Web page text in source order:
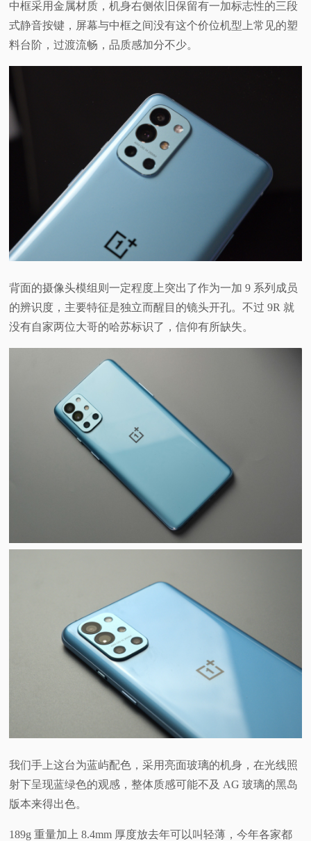
中框采用金属材质，机身右侧依旧保留有一加标志性的三段
式静音按键，屏幕与中框之间没有这个价位机型上常见的塑
料台阶，过渡流畅，品质感加分不少。
背面的摄像头模组则一定程度上突出了作为一加 9 系列成员
的辨识度，主要特征是独立而醒目的镜头开孔。不过 9R 就
没有自家两位大哥的哈苏标识了，信仰有所缺失。
我们手上这台为蓝屿配色，采用亮面玻璃的机身，在光线照
射下呈现蓝绿色的观感，整体质感可能不及 AG 玻璃的黑岛
版本来得出色。
189g 重量加上 8.4mm 厚度放去年可以叫轻薄，今年各家都